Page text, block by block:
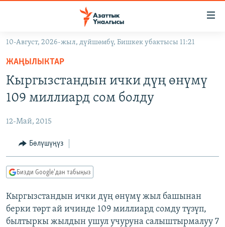
Навигацияга
өтүңүз
Издөөгө
салыңызКЫРГЫЗСТАН
ЭКОНОМИКА
МАДАНИЯТ
ДҮЙНӨ
БОРБОР АЗИЯ
АТАЙЫН ИЛИКТӨӨ
ТВ ПРОГРАММАЛАР
ЭКСПЕРТТЕР ТАЛДАЙТ
БИЗ ЖАНА ДҮЙНӨ
ДАНИСТЕ
ӨЗГӨЧӨ ПИКИР
Русский
10-Август, 2026-жыл, дүйшөмбү, Бишкек убактысы 11:21
ЖАҢЫЛЫКТАР
Кыргызстандын ички дүң өнүмү
109 миллиард сом болду
12-Май, 2015
Бөлүшүңүз
Бизди Google'дан табыңыз
Кыргызстандын ички дүң өнүмү жыл башынан
берки төрт ай ичинде 109 миллиард сомду түзүп,
былтыркы жылдын ушул учуруна салыштырмалуу 7